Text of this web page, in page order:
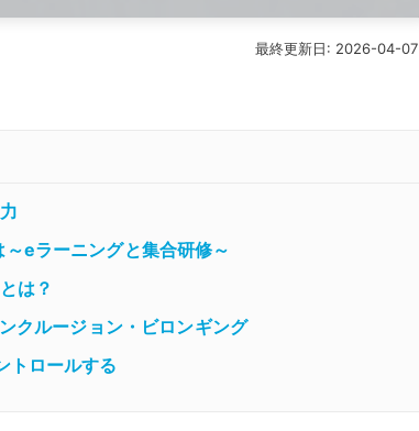
最終更新日: 2026-04-07
eラーニングと集合研修～
は？
クルージョン・ビロンギング
トロールする